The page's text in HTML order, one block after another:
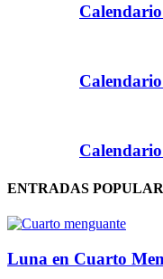
ENTRADAS
Luna en Cuarto